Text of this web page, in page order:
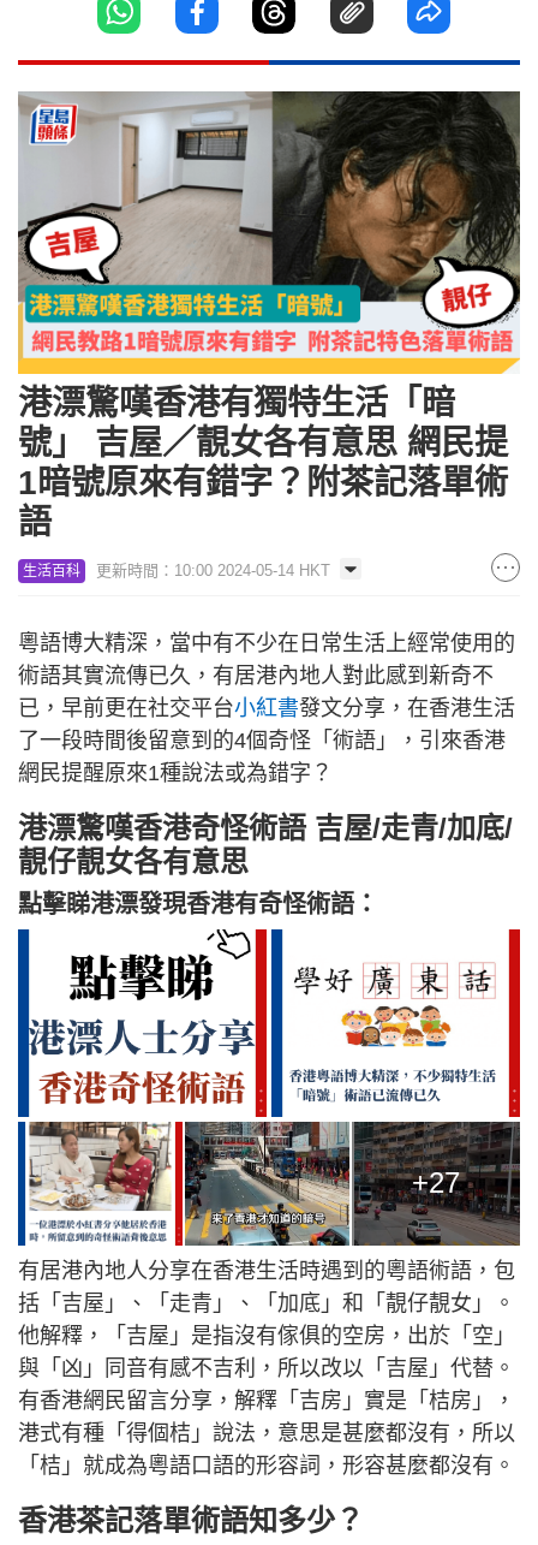
港漂驚嘆香港有獨特生活「暗
號」 吉屋／靚女各有意思 網民提
1暗號原來有錯字？附茶記落單術
語
生活百科 更新時間：10:00 2024-05-14 HKT
粵語博大精深，當中有不少在日常生活上經常使用的
術語其實流傳已久，有居港內地人對此感到新奇不
已，早前更在社交平台小紅書發文分享，在香港生活
了一段時間後留意到的4個奇怪「術語」，引來香港
網民提醒原來1種說法或為錯字？
港漂驚嘆香港奇怪術語 吉屋/走青/加底/
靚仔靚女各有意思
點擊睇港漂發現香港有奇怪術語：
+27
有居港內地人分享在香港生活時遇到的粵語術語，包
括「吉屋」、「走青」、「加底」和「靚仔靚女」。
他解釋，「吉屋」是指沒有傢俱的空房，出於「空」
與「凶」同音有感不吉利，所以改以「吉屋」代替。
有香港網民留言分享，解釋「吉房」實是「桔房」，
港式有種「得個桔」說法，意思是甚麼都沒有，所以
「桔」就成為粵語口語的形容詞，形容甚麼都沒有。
香港茶記落單術語知多少？